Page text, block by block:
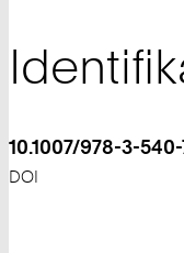
10.1007/978-3-
DOI